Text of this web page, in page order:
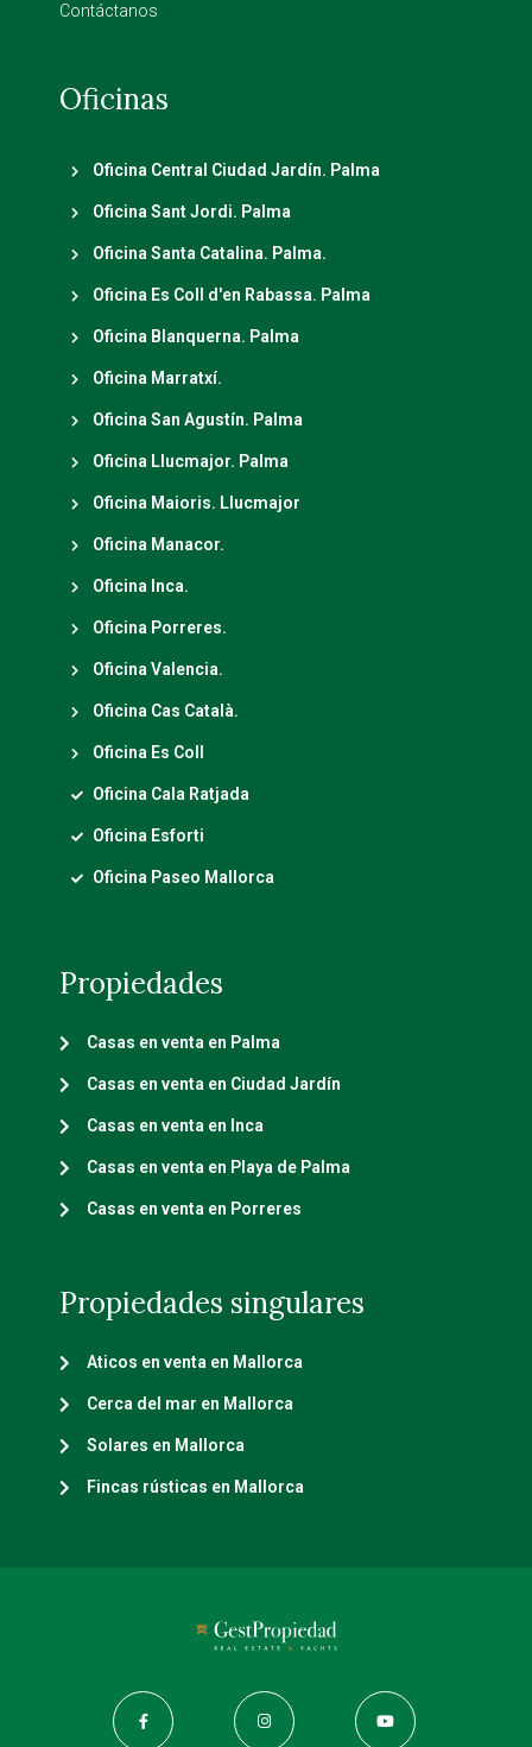
Contáctanos
Oficinas
Oficina Central Ciudad Jardín. Palma
Oficina Sant Jordi. Palma
Oficina Santa Catalina. Palma.
Oficina Es Coll d'en Rabassa. Palma
Oficina Blanquerna. Palma
Oficina Marratxí.
Oficina San Agustín. Palma
Oficina Llucmajor. Palma
Oficina Maioris. Llucmajor
Oficina Manacor.
Oficina Inca.
Oficina Porreres.
Oficina Valencia.
Oficina Cas Català.
Oficina Es Coll
Oficina Cala Ratjada
Oficina Esforti
Oficina Paseo Mallorca
Propiedades
Casas en venta en Palma
Casas en venta en Ciudad Jardín
Casas en venta en Inca
Casas en venta en Playa de Palma
Casas en venta en Porreres
Propiedades singulares
Aticos en venta en Mallorca
Cerca del mar en Mallorca
Solares en Mallorca
Fincas rústicas en Mallorca